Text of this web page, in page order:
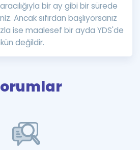
aracılığıyla bir ay gibi bir sürede
Ancak sıfırdan başlıyorsanız
ise maalesef bir ayda YDS'de
değildir.